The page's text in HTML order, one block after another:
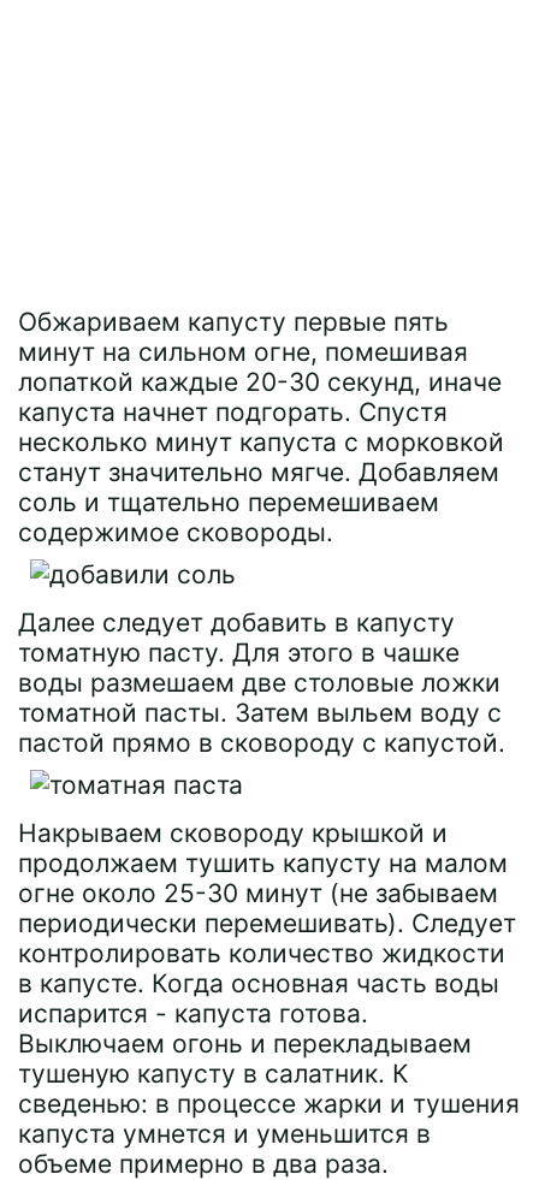
Обжариваем капусту первые пять
минут на сильном огне, помешивая
лопаткой каждые 20-30 секунд, иначе
капуста начнет подгорать. Спустя
несколько минут капуста с морковкой
станут значительно мягче. Добавляем
соль и тщательно перемешиваем
содержимое сковороды.
Далее следует добавить в капусту
томатную пасту. Для этого в чашке
воды размешаем две столовые ложки
томатной пасты. Затем выльем воду с
пастой прямо в сковороду с капустой.
Накрываем сковороду крышкой и
продолжаем тушить капусту на малом
огне около 25-30 минут (не забываем
периодически перемешивать). Следует
контролировать количество жидкости
в капусте. Когда основная часть воды
испарится - капуста готова.
Выключаем огонь и перекладываем
тушеную капусту в салатник. К
сведенью: в процессе жарки и тушения
капуста умнется и уменьшится в
объеме примерно в два раза.